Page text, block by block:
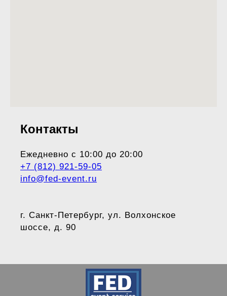
Контакты
Ежедневно с 10:00 до 20:00
+7 (812) 921-59-05
info@fed-event.ru
г. Санкт-Петербург, ул. Волхонское
шоссе, д. 90